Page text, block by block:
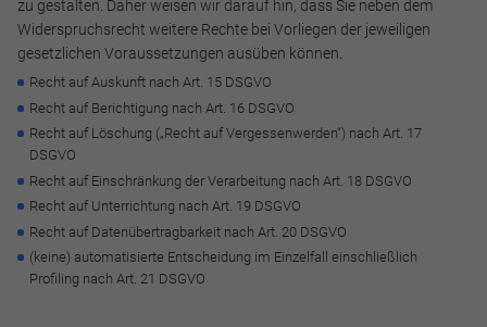
zu gestalten. Daher weisen wir darauf hin, dass Sie neben dem
Widerspruchsrecht weitere Rechte bei Vorliegen der jeweiligen
gesetzlichen Voraussetzungen ausüben können.
Recht auf Auskunft nach Art. 15 DSGVO
Recht auf Berichtigung nach Art. 16 DSGVO
Recht auf Löschung („Recht auf Vergessenwerden“) nach Art. 17
DSGVO
Recht auf Einschränkung der Verarbeitung nach Art. 18 DSGVO
Recht auf Unterrichtung nach Art. 19 DSGVO
Recht auf Datenübertragbarkeit nach Art. 20 DSGVO
(keine) automatisierte Entscheidung im Einzelfall einschließlich
Profiling nach Art. 21 DSGVO